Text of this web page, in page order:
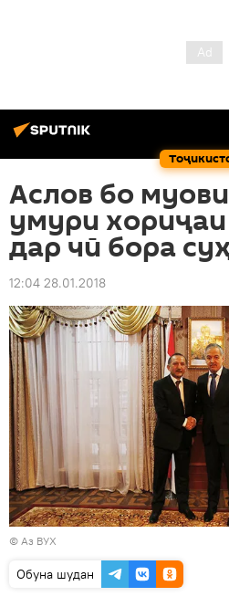
Аслов бо
умури
дар чӣ бора
12:04 28.01.2018
© Аз ВУХ
Обуна шудан